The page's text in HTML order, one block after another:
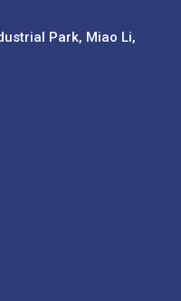
Park, Miao Li,